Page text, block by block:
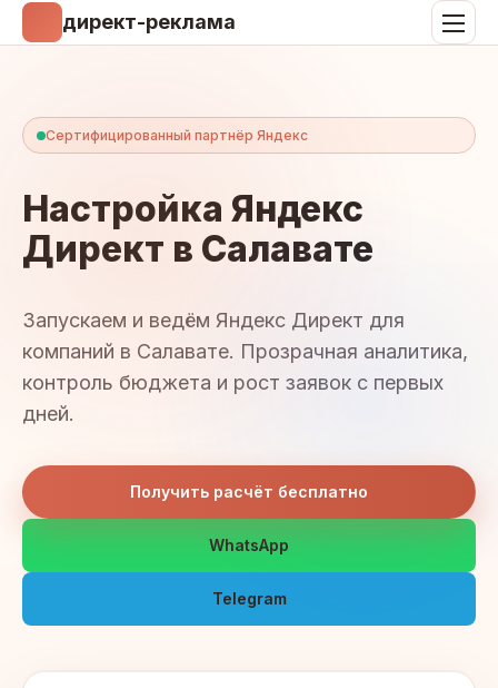
директ-реклама
Сертифицированный партнёр Яндекс
Настройка Яндекс
Директ в Салавате
Запускаем и ведём Яндекс Директ для
компаний в Салавате. Прозрачная аналитика,
контроль бюджета и рост заявок с первых
дней.
Получить расчёт бесплатно
WhatsApp
Telegram